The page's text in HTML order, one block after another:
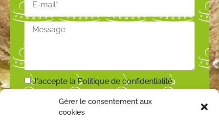
Gérer le consentement aux
cookies
J'accepte laPolitique de confidentialité
ENVOYER